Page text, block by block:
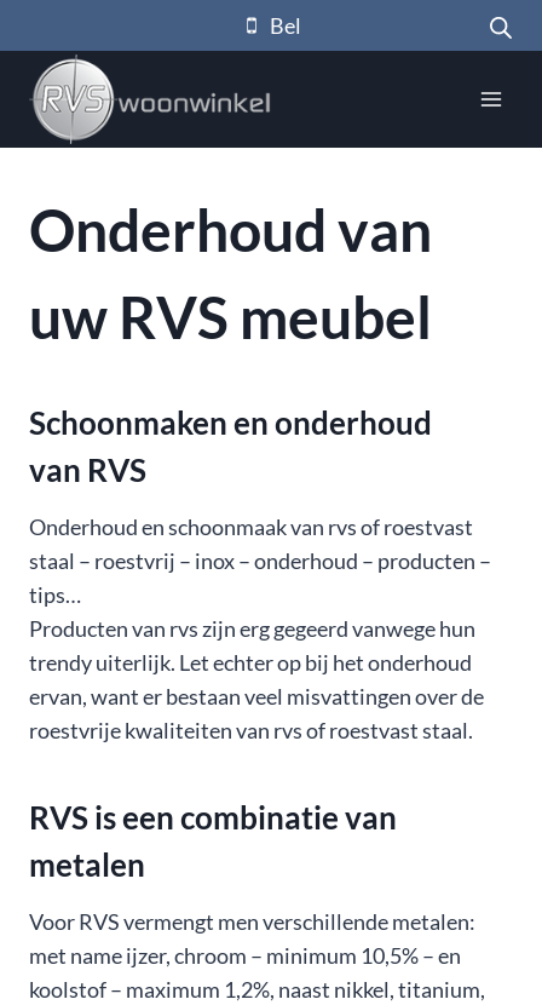
naar
inhoud
Bel
Onderhoud van
uw RVS meubel
Schoonmaken en onderhoud
van RVS
Onderhoud en schoonmaak van rvs of roestvast
staal – roestvrij – inox – onderhoud – producten –
tips…
Producten van rvs zijn erg gegeerd vanwege hun
trendy uiterlijk. Let echter op bij het onderhoud
ervan, want er bestaan veel misvattingen over de
roestvrije kwaliteiten van rvs of roestvast staal.
RVS is een combinatie van
metalen
Voor RVS vermengt men verschillende metalen:
met name ijzer, chroom – minimum 10,5% – en
koolstof – maximum 1,2%, naast nikkel, titanium,